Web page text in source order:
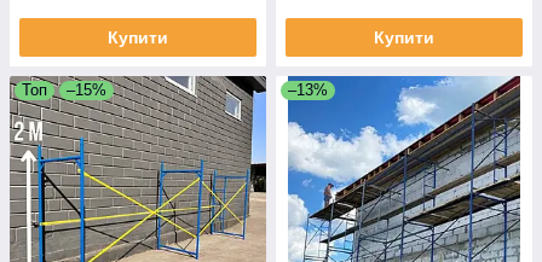
Купити Купити
Топ –15% –13%